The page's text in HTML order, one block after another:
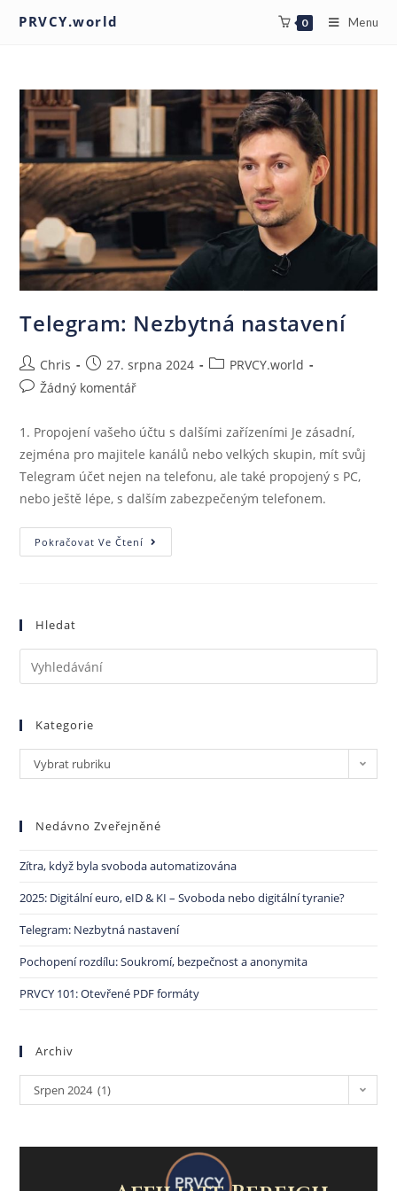
PRVCY.world 0 Menu
Telegram: Nezbytná nastavení
Chris 27. srpna 2024
PRVCY.world
Žádný komentář
1. Propojení vašeho účtu s dalšími zařízeními Je zásadní,
zejména pro majitele kanálů nebo velkých skupin, mít svůj
Telegram účet nejen na telefonu, ale také propojený s PC,
nebo ještě lépe, s dalším zabezpečeným telefonem.
Pokračovat Ve Čtení
Hledat
Kategorie
Vybrat rubriku
Nedávno Zveřejněné
Zítra, když byla svoboda automatizována
2025: Digitální euro, eID & KI – Svoboda nebo digitální tyranie?
Telegram: Nezbytná nastavení
Pochopení rozdílu: Soukromí, bezpečnost a anonymita
PRVCY 101: Otevřené PDF formáty
Archiv
Srpen 2024 (1)